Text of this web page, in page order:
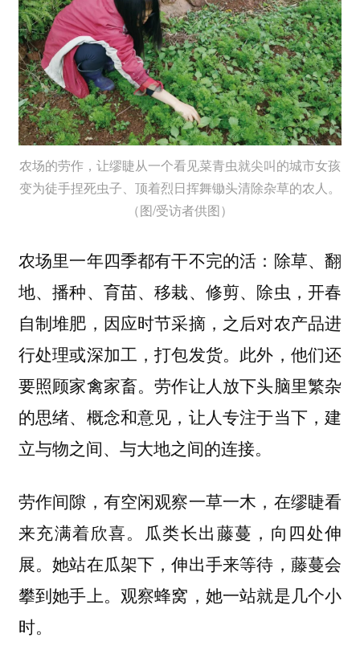
农场的劳作，让缪睫从一个看见菜青虫就尖叫的城市女孩
变为徒手捏死虫子、顶着烈日挥舞锄头清除杂草的农人。
（图/受访者供图）
农场里一年四季都有干不完的活：除草、翻
地、播种、育苗、移栽、修剪、除虫，开春
自制堆肥，因应时节采摘，之后对农产品进
行处理或深加工，打包发货。此外，他们还
要照顾家禽家畜。劳作让人放下头脑里繁杂
的思绪、概念和意见，让人专注于当下，建
立与物之间、与大地之间的连接。
劳作间隙，有空闲观察一草一木，在缪睫看
来充满着欣喜。瓜类长出藤蔓，向四处伸
展。她站在瓜架下，伸出手来等待，藤蔓会
攀到她手上。观察蜂窝，她一站就是几个小
时。